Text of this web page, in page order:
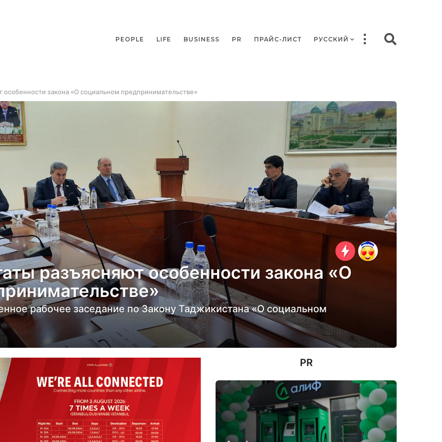
PEOPLE LIFE BUSINESS PR ПРАЙС-ЛИСТ РУССКИЙ
закона «О социальном предпринимательстве»
разъясняют особенности закона «О
рабочее заседание по Закону Таджикистана «О социальном
PR